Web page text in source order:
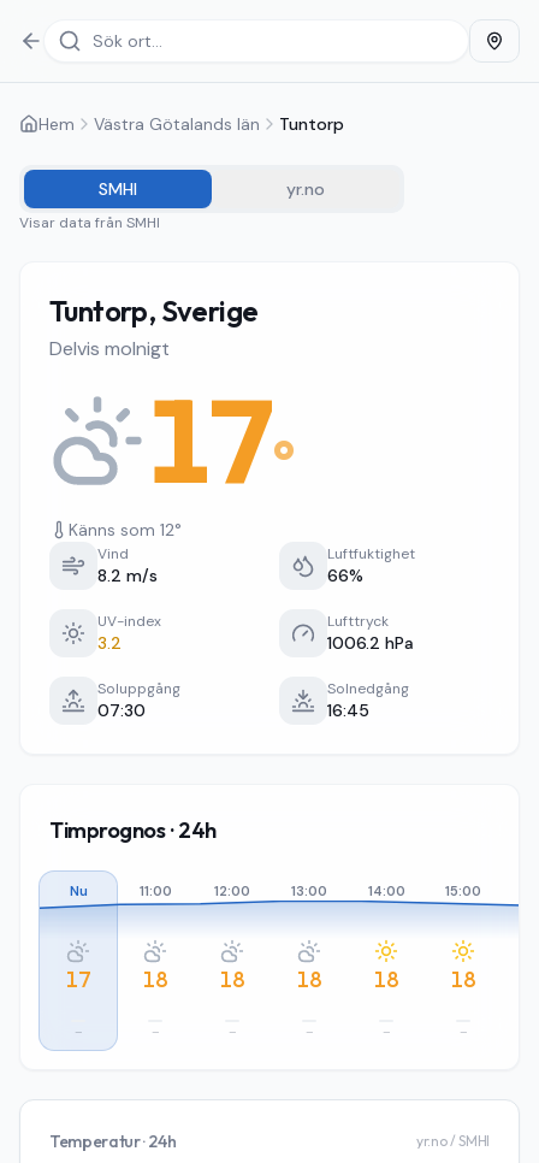
Hem Västra Götalands län Tuntorp
SMHI yr.no
Visar data från SMHI
Tuntorp, Sverige
Delvis molnigt
17°
Känns som 12°
Vind
8.2 m/s
Luftfuktighet
66%
UV-index
3.2
Lufttryck
1006.2 hPa
Soluppgång
07:30
Solnedgång
16:45
Timprognos · 24h
Nu
17
–
11:00
18
–
12:00
18
–
13:00
18
–
14:00
18
–
15:00
18
–
Temperatur · 24h yr.no / SMHI